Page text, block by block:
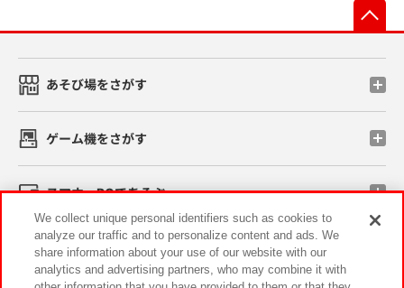
あそび場をさがす
ゲーム機をさがす
スマホ・PCであそぶ
イベント・キャンペーン
We collect unique personal identifiers such as cookies to
analyze our traffic and to personalize content and ads. We
share information about your use of our website with our
analytics and advertising partners, who may combine it with